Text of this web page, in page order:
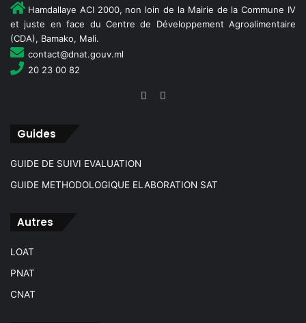
Hamdallaye ACI 2000, non loin de la Mairie de la Commune IV
et juste en face du Centre de Développement Agroalimentaire
(CDA), Bamako, Mali.
contact@dnat.gouv.ml
20 23 00 82
Guides
GUIDE DE SUIVI EVALUATION
GUIDE METHODOLOGIQUE ELABORATION SAT
Autres
LOAT
PNAT
CNAT